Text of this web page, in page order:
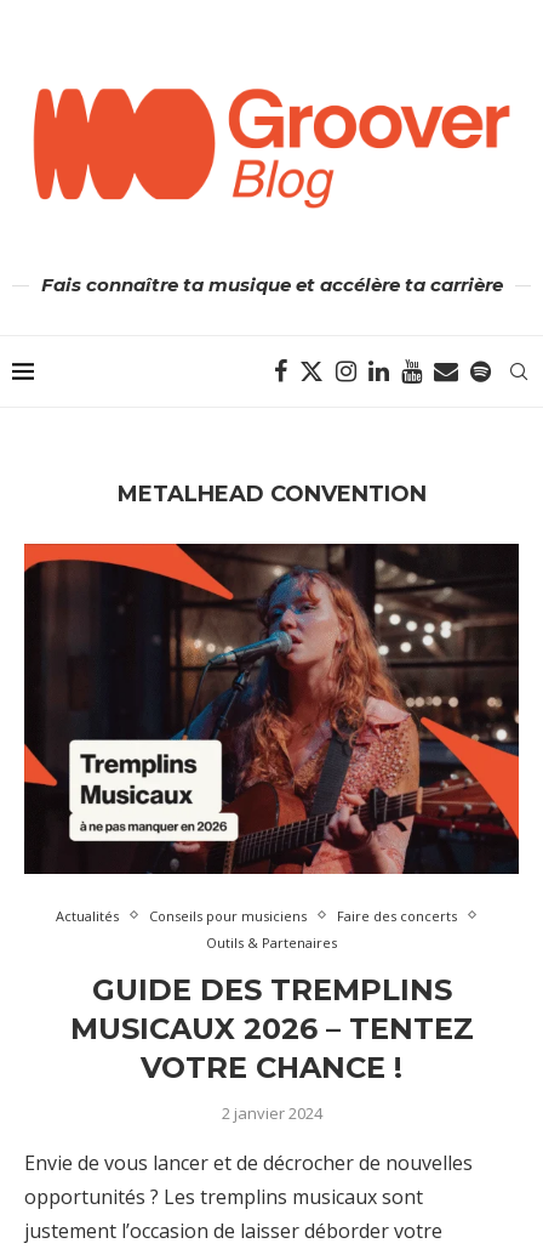
Fais connaître ta musique et accélère ta carrière
METALHEAD CONVENTION
Actualités Conseils pour musiciens
Faire des concerts
Outils & Partenaires
GUIDE DES TREMPLINS
MUSICAUX 2026 – TENTEZ
VOTRE CHANCE !
2 janvier 2024
Envie de vous lancer et de décrocher de nouvelles
opportunités ? Les tremplins musicaux sont
justement l’occasion de laisser déborder votre